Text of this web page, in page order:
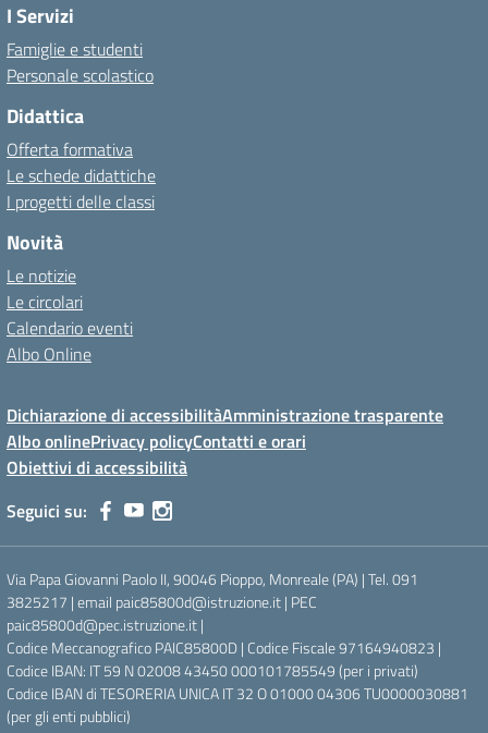
I Servizi
Famiglie e studenti
Personale scolastico
Didattica
Offerta formativa
Le schede didattiche
I progetti delle classi
Novità
Le notizie
Le circolari
Calendario eventi
Albo Online
Dichiarazione di accessibilitàAmministrazione trasparente
Albo onlinePrivacy policyContatti e orari
Obiettivi di accessibilità
Seguici su:
Via Papa Giovanni Paolo II, 90046 Pioppo, Monreale (PA) | Tel. 091
3825217 | email paic85800d@istruzione.it | PEC
paic85800d@pec.istruzione.it |
Codice Meccanografico PAIC85800D | Codice Fiscale 97164940823 |
Codice IBAN: IT 59 N 02008 43450 000101785549 (per i privati)
Codice IBAN di TESORERIA UNICA IT 32 O 01000 04306 TU0000030881
(per gli enti pubblici)